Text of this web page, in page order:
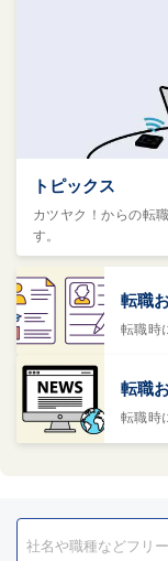
トピックス
カツヤク！からの転
す。
転職
転職時
転職
転職時